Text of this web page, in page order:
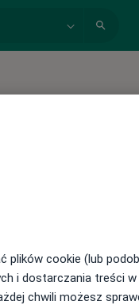
plików cookie (lub
i dostarczania treści w
chwili możesz